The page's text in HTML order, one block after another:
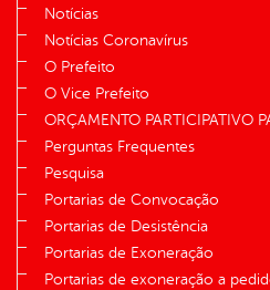
Notícias
Notícias Coronavírus
O Prefeito
O Vice Prefeito
ORÇAMENTO PARTICIPATIVO
Perguntas Frequentes
Pesquisa
Portarias de Convocação
Portarias de Desistência
Portarias de Exoneração
Portarias de exoneração a